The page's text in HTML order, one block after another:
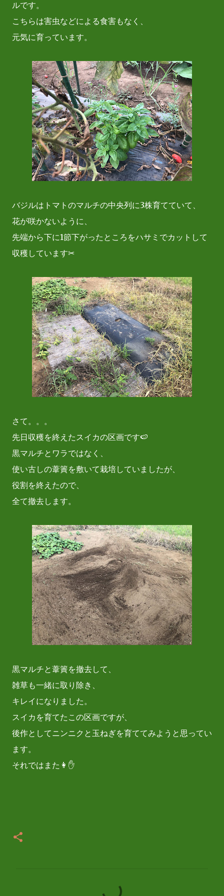
ルです。
こちらは害虫などによる食害もなく、
元気に育っています。
バジルはトマトのマルチの中央列に3株育てていて、
花が咲かないように、
先端から下に1節下がったところをハサミでカットして
収穫しています✂
さて。。。
先日収穫を終えたスイカの区画です🍉
黒マルチとワラではなく、
使い古しの葦簀を敷いて栽培していましたが、
役割を終えたので、
全て撤去します。
黒マルチと葦簀を撤去して、
雑草も一緒に取り除き、
キレイになりました。
スイカを育てたこの区画ですが、
後作としてニンニクと玉ねぎを育ててみようと思ってい
ます。
それではまた👩✋